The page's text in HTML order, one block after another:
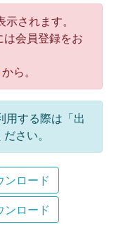
されます。
会員登録をお
から。
する際は「出
さい。
ロード
ンロード